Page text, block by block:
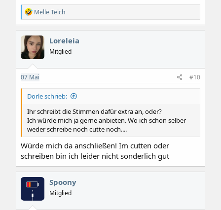
R
e
a
k
t
i
o
n
e
n
Melle Teich
Loreleia
Mitglied
07 Mai #10
Dorle schrieb:
Ihr schreibt die Stimmen dafür extra an, oder?
Ich würde mich ja gerne anbieten. Wo ich schon selber
weder schreibe noch cutte noch....
Würde mich da anschließen! Im cutten oder
schreiben bin ich leider nicht sonderlich gut
Spoony
Mitglied